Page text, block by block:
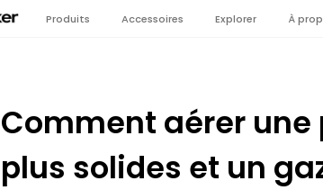
Produits Accessoires Explorer À
Comment aérer une
plus solides et un